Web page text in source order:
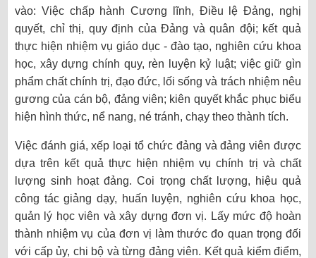
vào: Việc chấp hành Cương lĩnh, Điều lệ Đảng, nghị
quyết, chỉ thị, quy định của Đảng và quân đội; kết quả
thực hiện nhiệm vụ giáo dục - đào tạo, nghiên cứu khoa
học, xây dựng chính quy, rèn luyện kỷ luật; việc giữ gìn
phẩm chất chính trị, đạo đức, lối sống và trách nhiệm nêu
gương của cán bộ, đảng viên; kiên quyết khắc phục biểu
hiện hình thức, nể nang, né tránh, chạy theo thành tích.
Việc đánh giá, xếp loại tổ chức đảng và đảng viên được
dựa trên kết quả thực hiện nhiệm vụ chính trị và chất
lượng sinh hoạt đảng. Coi trọng chất lượng, hiệu quả
công tác giảng dạy, huấn luyện, nghiên cứu khoa học,
quản lý học viên và xây dựng đơn vị. Lấy mức độ hoàn
thành nhiệm vụ của đơn vị làm thước đo quan trọng đối
với cấp ủy, chi bộ và từng đảng viên. Kết quả kiểm điểm,